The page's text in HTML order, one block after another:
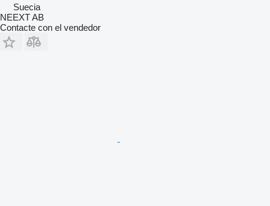
Suecia
NEEXT AB
Contacte con el vendedor